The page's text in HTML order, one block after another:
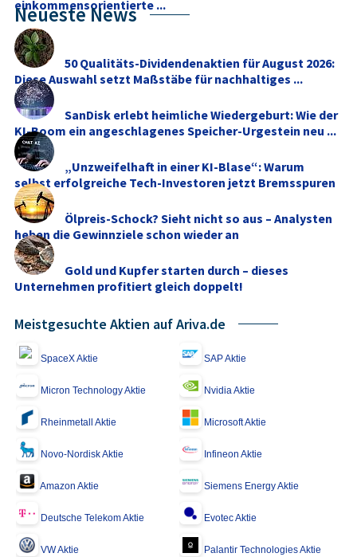
einkommensorientierte ...
Neueste News
50 Qualitäts-Dividendenaktien für August 2026:
Diese Auswahl setzt Maßstäbe für nachhaltiges ...
SanDisk erlebt heimliche Wiedergeburt: Wie der
KI-Boom ein angeschlagenes Speicher-Urgestein neu ...
„Unzweifelhaft in einer KI-Blase“: Warum
selbst erfolgreiche Tech-Investoren jetzt Bremsspuren
...
Ölpreis-Schock? Sieht nicht so aus – Analysten
heben die Gewinnziele schon wieder an
Gold und Kupfer starten durch – dieses
Unternehmen profitiert gleich doppelt!
Meistgesuchte Aktien auf Ariva.de
SpaceX Aktie SAP Aktie
Micron Technology Aktie Nvidia Aktie
Rheinmetall Aktie Microsoft Aktie
Novo-Nordisk Aktie Infineon Aktie
Amazon Aktie Siemens Energy Aktie
Deutsche Telekom Aktie Evotec Aktie
VW Aktie Palantir Technologies Aktie